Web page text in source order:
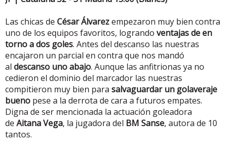
Las chicas de César Álvarezempezaron muy bien contra
uno de los equipos favoritos, logrando ventajas de en
torno a dos goles. Antes del descanso las nuestras
encajaron un parcial en contra que nos mandó
al descanso uno abajo. Aunque las anfitrionas ya no
cedieron el dominio del marcador las nuestras
compitieron muy bien para salvaguardar un golaveraje
bueno pese a la derrota de cara a futuros empates.
Digna de ser mencionada la actuación goleadora
de Aitana Vega, la jugadora del BM Sanse, autora de 10
tantos.